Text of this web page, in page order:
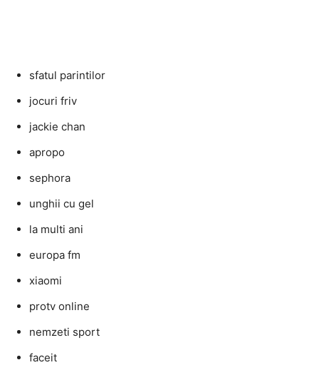
sfatul parintilor
jocuri friv
jackie chan
apropo
sephora
unghii cu gel
la multi ani
europa fm
xiaomi
protv online
nemzeti sport
faceit